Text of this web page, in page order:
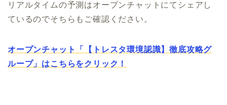
リアルタイムの予測はオープンチャットにてシェアし
ているのでそちらもご確認ください。
オープンチャット「【トレスタ環境認識】徹底攻略グ
ループ」はこちらをクリック！